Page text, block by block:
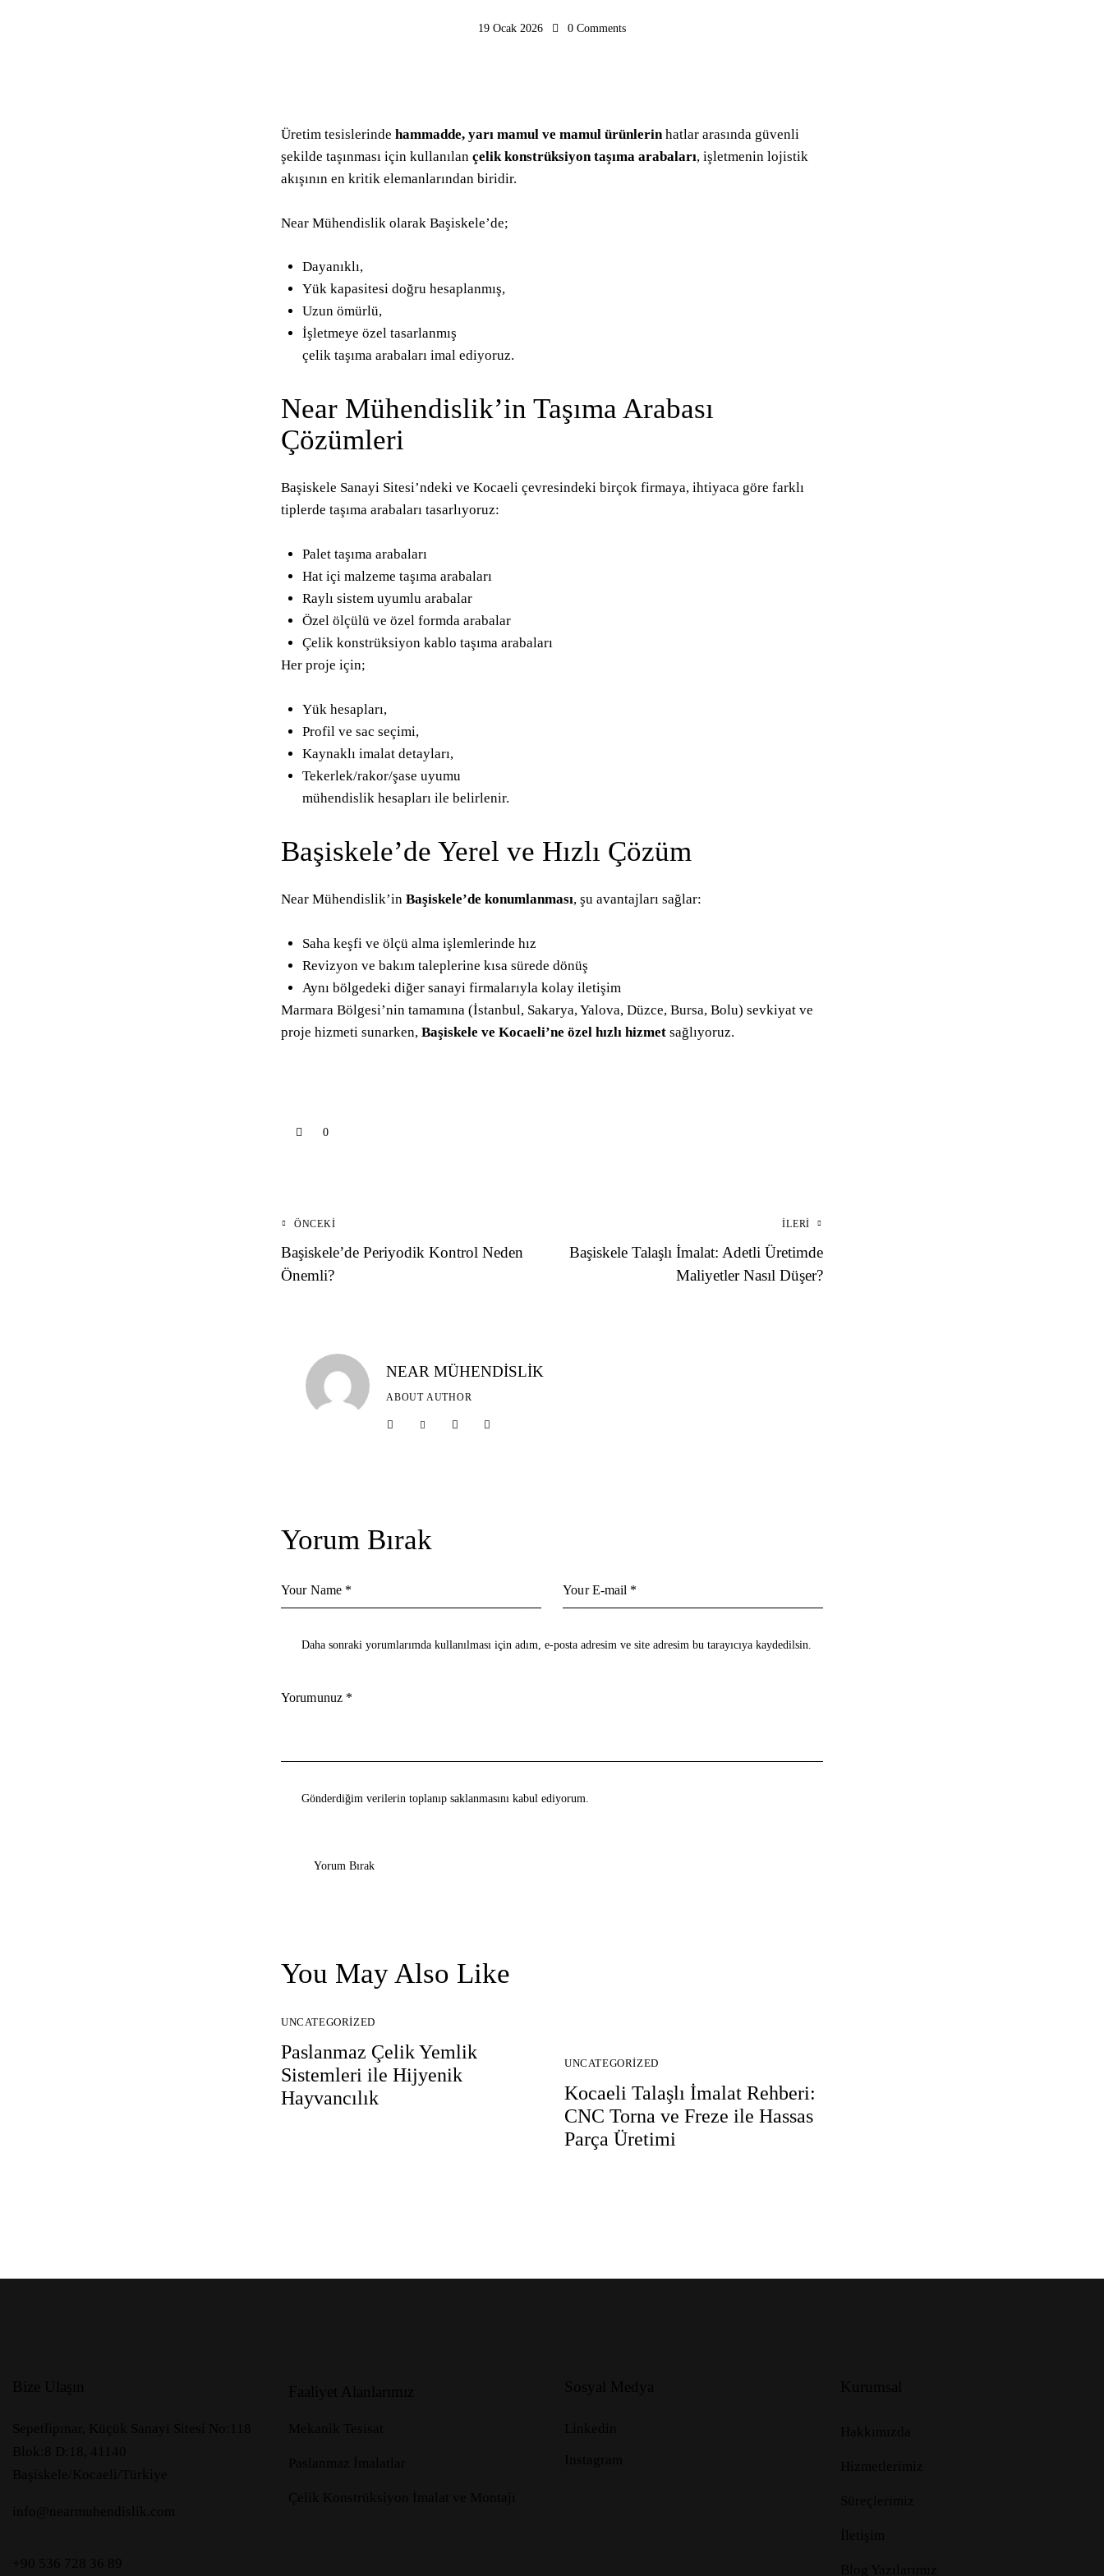
19 Ocak 2026 0 Comments
Üretim tesislerinde hammadde, yarı mamul ve mamul ürünlerinhatlar arasında güvenli
şekilde taşınması için kullanılan çelik konstrüksiyon taşıma arabaları, işletmenin lojistik
akışının en kritik elemanlarından biridir.
Near Mühendislik olarak Başiskele’de;
Dayanıklı,
Yük kapasitesi doğru hesaplanmış,
Uzun ömürlü,
İşletmeye özel tasarlanmış
çelik taşıma arabaları imal ediyoruz.
Near Mühendislik’in Taşıma Arabası
Çözümleri
Başiskele Sanayi Sitesi’ndeki ve Kocaeli çevresindeki birçok firmaya, ihtiyaca göre farklı
tiplerde taşıma arabaları tasarlıyoruz:
Palet taşıma arabaları
Hat içi malzeme taşıma arabaları
Raylı sistem uyumlu arabalar
Özel ölçülü ve özel formda arabalar
Çelik konstrüksiyon kablo taşıma arabaları
Her proje için;
Yük hesapları,
Profil ve sac seçimi,
Kaynaklı imalat detayları,
Tekerlek/rakor/şase uyumu
mühendislik hesapları ile belirlenir.
Başiskele’de Yerel ve Hızlı Çözüm
Near Mühendislik’in Başiskele’de konumlanması, şu avantajları sağlar:
Saha keşfi ve ölçü alma işlemlerinde hız
Revizyon ve bakım taleplerine kısa sürede dönüş
Aynı bölgedeki diğer sanayi firmalarıyla kolay iletişim
Marmara Bölgesi’nin tamamına (İstanbul, Sakarya, Yalova, Düzce, Bursa, Bolu) sevkiyat ve
proje hizmeti sunarken, Başiskele ve Kocaeli’ne özel hızlı hizmet sağlıyoruz.
0
ÖNCEKI
Başiskele’de Periyodik Kontrol Neden
Önemli?
İLERI
Başiskele Talaşlı İmalat: Adetli Üretimde
Maliyetler Nasıl Düşer?
NEAR MÜHENDİSLİK
ABOUT AUTHOR
Yorum Bırak
Daha sonraki yorumlarımda kullanılması için adım, e-posta adresim ve site adresim bu tarayıcıya kaydedilsin.
Gönderdiğim verilerin toplanıp saklanmasını kabul ediyorum.
You May Also Like
UNCATEGORIZED
Paslanmaz Çelik Yemlik
Sistemleri ile Hijyenik
Hayvancılık
UNCATEGORIZED
Kocaeli Talaşlı İmalat Rehberi:
CNC Torna ve Freze ile Hassas
Parça Üretimi